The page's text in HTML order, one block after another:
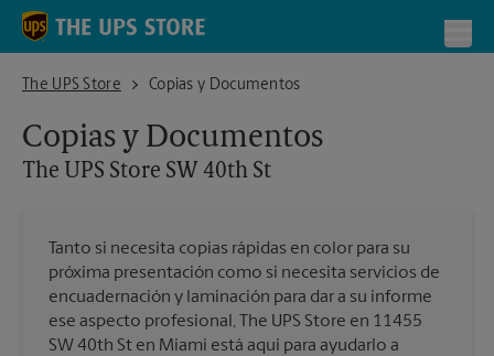
Skip to content
Return to Nav
The UPS Store
The UPS Store SW 40th StCopias y Documentos
Copias y Documentos
The UPS Store SW 40th St
Tanto si necesita copias rápidas en color para su
próxima presentación como si necesita servicios de
encuadernación y laminación para dar a su informe
ese aspecto profesional, The UPS Store en 11455
SW 40th St en Miami está aquí para ayudarlo a